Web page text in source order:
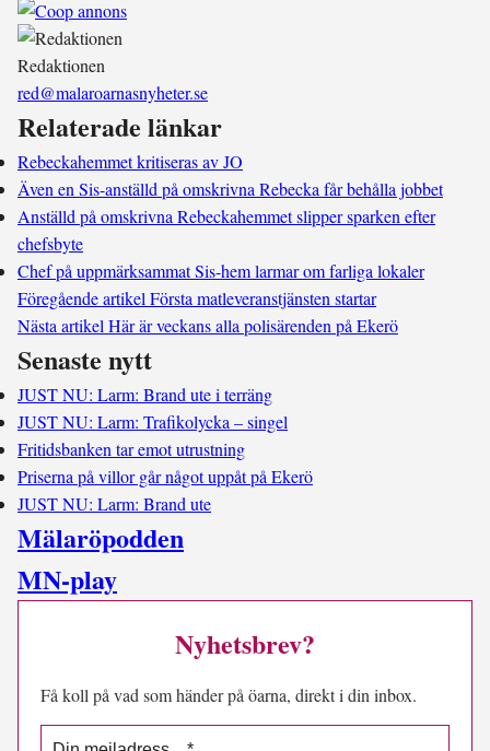
Redaktionen
red@malaroarnasnyheter.se
Relaterade länkar
Rebeckahemmet kritiseras av JO
Även en Sis-anställd på omskrivna Rebecka får behålla jobbet
Anställd på omskrivna Rebeckahemmet slipper sparken efter
chefsbyte
Chef på uppmärksammat Sis-hem larmar om farliga lokaler
Föregående artikel Första matleveranstjänsten startar
Nästa artikel Här är veckans alla polisärenden på Ekerö
Senaste nytt
JUST NU: Larm: Brand ute i terräng
JUST NU: Larm: Trafikolycka – singel
Fritidsbanken tar emot utrustning
Priserna på villor går något uppåt på Ekerö
JUST NU: Larm: Brand ute
Mälaröpodden
MN-play
Nyhetsbrev?
Få koll på vad som händer på öarna, direkt i din inbox.